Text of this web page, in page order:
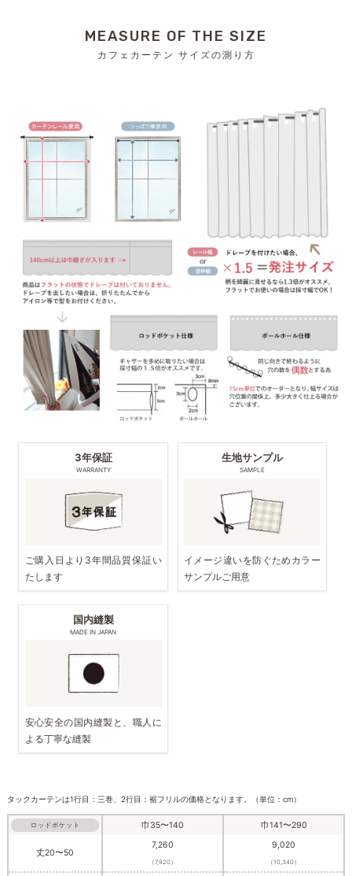
MEASURE OF THE SIZE
カフェカーテン サイズの測り方
3年保証
WARRANTY
ご購入日より3年間品質保証い
たします
生地サンプル
SAMPLE
イメージ違いを防ぐためカラー
サンプルご用意
国内縫製
MADE IN JAPAN
安心安全の国内縫製と、職人に
よる丁寧な縫製
タックカーテンは1行目：三巻、2行目：裾フリルの価格となります。（単位：cm）
ロッドポケット 巾35〜140 巾141〜290
丈20〜50
7,260
（7,920）
9,020
（10,340）